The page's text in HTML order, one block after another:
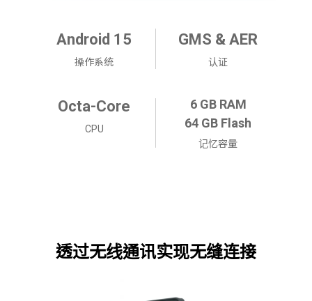
Android 15
操作系统
GMS & AER
认证
Octa-Core
CPU
6 GB RAM
64 GB Flash
记忆容量
透过无线通讯实现无缝连接